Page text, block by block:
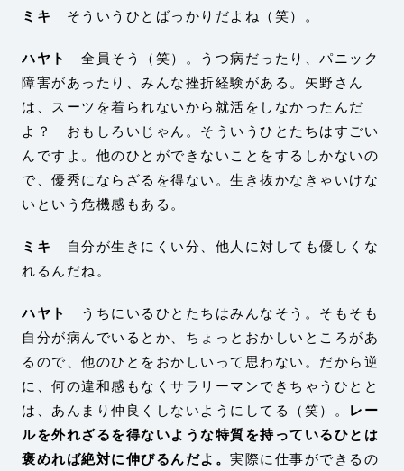
ミキ そういうひとばっかりだよね（笑）。
ハヤト
全員そう（笑）。うつ病だったり、パニック
障害があったり、みんな挫折経験がある。矢野さん
は、スーツを着られないから就活をしなかったんだ
よ？ おもしろいじゃん。そういうひとたちはすごい
んですよ。他のひとができないことをするしかないの
で、優秀にならざるを得ない。生き抜かなきゃいけな
いという危機感もある。
ミキ
自分が生きにくい分、他人に対しても優しくな
れるんだね。
ハヤト
うちにいるひとたちはみんなそう。そもそも
自分が病んでいるとか、ちょっとおかしいところがあ
るので、他のひとをおかしいって思わない。だから逆
に、何の違和感もなくサラリーマンできちゃうひとと
は、あんまり仲良くしないようにしてる（笑）。
レー
ルを外れざるを得ないような特質を持っているひとは
褒めれば絶対に伸びるんだよ。 実際に仕事ができるの